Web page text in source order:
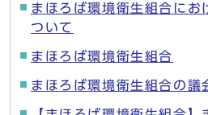
まほろば環境衛生組合にお
ついて
まほろば環境衛生組合
まほろば環境衛生組合の議